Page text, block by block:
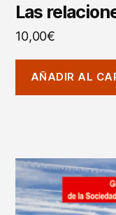
Las
10,00€
AÑADIR AL